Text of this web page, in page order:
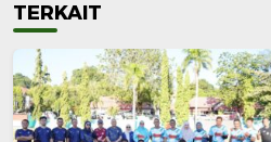
TERKAIT